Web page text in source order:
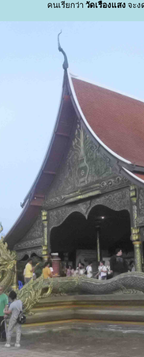
คนเรียกว่า วัดเรืองแสง จะง